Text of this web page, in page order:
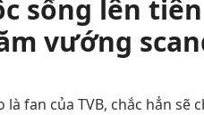
sống lên
vướng
là fan của TVB, chắc hẳn